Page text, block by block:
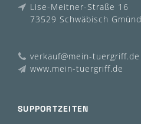
Lise-Meitner-Straße 16
73529 Schwäbisch Gmünd
verkauf@mein-tuergriff.de
www.mein-tuergriff.de
SUPPORTZEITEN